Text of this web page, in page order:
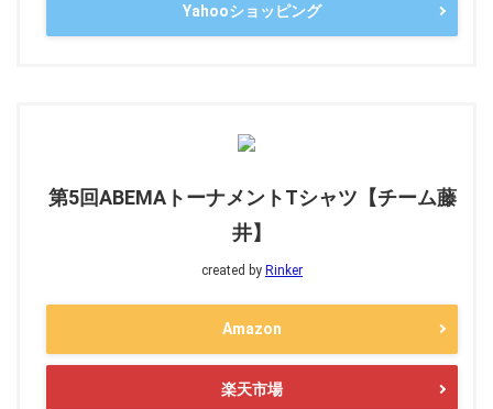
Yahooショッピング
第5回ABEMAトーナメントTシャツ【チーム藤
井】
created by Rinker
Amazon
楽天市場